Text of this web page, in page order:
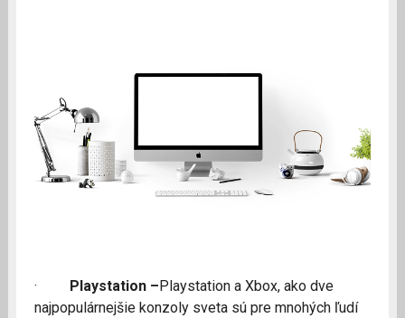
· Playstation –Playstation a Xbox, ako dve
najpopulárnejšie konzoly sveta sú pre mnohých ľudí